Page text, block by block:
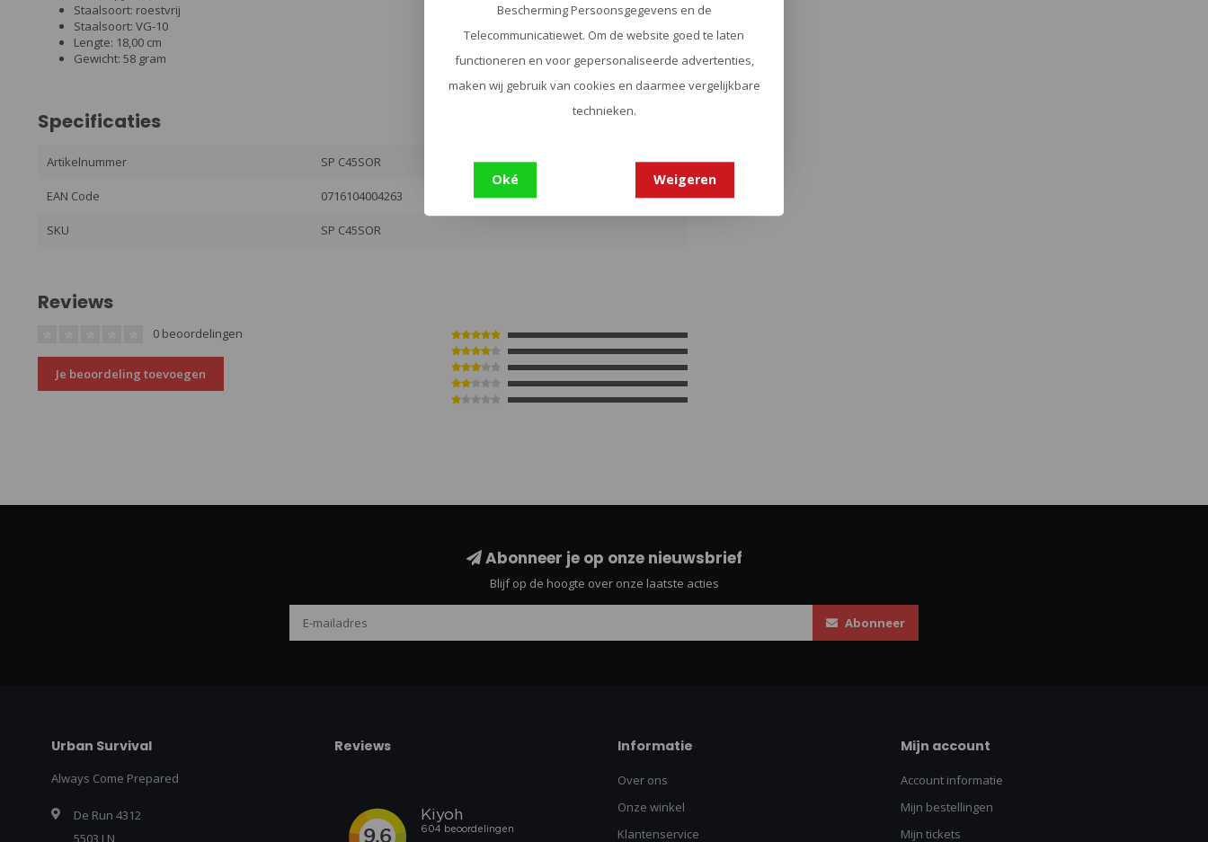
Staalsoort: roestvrij
Staalsoort: VG-10
Lengte: 18,00 cm
Gewicht: 58 gram
Specificaties
Artikelnummer SP C45SOR
EAN Code 0716104004263
SKU SP C45SOR
Reviews
0 beoordelingen
Je beoordeling toevoegen
Abonneer je op onze nieuwsbrief
Blijf op de hoogte over onze laatste acties
Abonneer
Urban Survival
Always Come Prepared
De Run 4312
5503 LN
Reviews Informatie
Over ons
Onze winkel
Klantenservice
Mijn account
Account informatie
Mijn bestellingen
Mijn tickets
Bescherming Persoonsgegevens en de
Telecommunicatiewet. Om de website goed te laten
functioneren en voor gepersonaliseerde advertenties,
maken wij gebruik van cookies en daarmee vergelijkbare
technieken.
Oké Weigeren